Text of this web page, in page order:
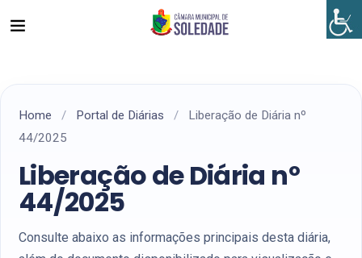
Home / Portal de Diárias /
Liberação de Diária nº
44/2025
Liberação de Diária nº
44/2025
Consulte abaixo as informações principais desta diária,